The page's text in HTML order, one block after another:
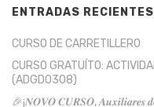
ENTRADAS RECIENTES
CURSO DE CARRETILLERO
CURSO GRATUÍTO:
(ADGD0308)
🎉¡𝑵𝑶𝑽𝑶 𝑪𝑼𝑹𝑺𝑶, 𝑨𝒖𝒙𝒊𝒍𝒊𝒂𝒓𝒆𝒔 𝒅𝒆